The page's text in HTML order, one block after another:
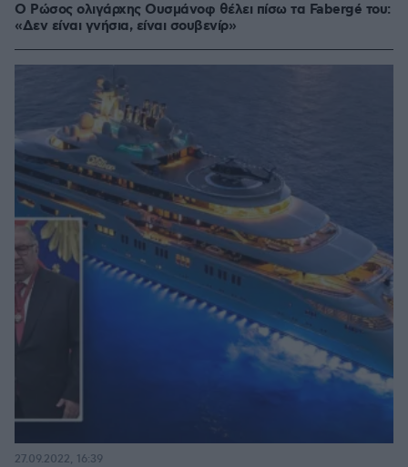
Ο Ρώσος ολιγάρχης Ουσμάνοφ θέλει πίσω τα Fabergé του:
«Δεν είναι γνήσια, είναι σουβενίρ»
27.09.2022, 16:39